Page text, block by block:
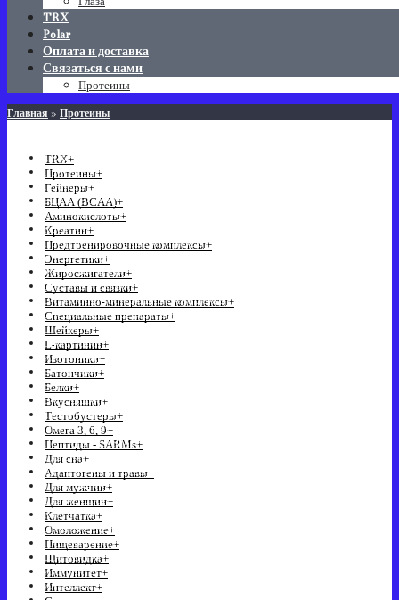
TRX
Polar
Оплата и доставка
Связаться с нами
Протеины
Главная » Протеины
TRX+
Протеины+
Гейнеры+
БЦАА (BCAA)+
Аминокислоты+
Креатин+
Предтренировочные комплексы+
Энергетики+
Жиросжигатели+
Суставы и связки+
Витаминно-минеральные комплексы+
Специальные препараты+
Шейкеры+
L-картинин+
Изотоники+
Батончики+
Белки+
Вкусняшки+
Тестобустеры+
Омега 3, 6, 9+
Пептиды - SARMs+
Для сна+
Адаптогены и травы+
Для мужчин+
Для женщин+
Клетчатка+
Омоложение+
Пищеварение+
Щитовидка+
Иммунитет+
Интеллект+